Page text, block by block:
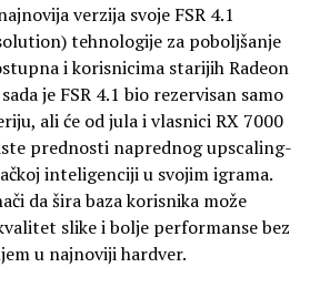
verzija svoje FSR 4.1
tehnologije za poboljšanje
i korisnicima starijih Radeon
je FSR 4.1 bio rezervisan samo
ali će od jula i vlasnici RX 7000
prednosti naprednog upscaling-
inteligenciji u svojim igrama.
da šira baza korisnika može
slike i bolje performanse bez
u najnoviji hardver.